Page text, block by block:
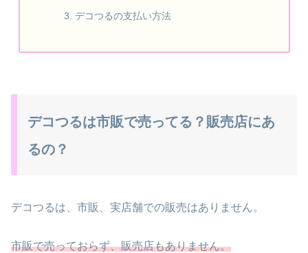
デコつるの支払い方法
デコつるは市販で売ってる？販売店にあ
るの？
デコつるは、市販、実店舗での販売はありません。
市販で売っておらず、販売店もありません。